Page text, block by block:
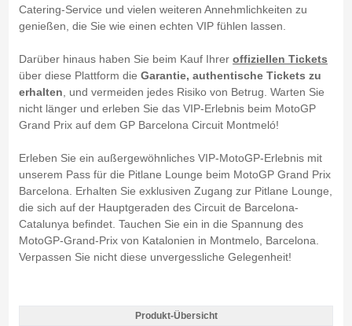
Catering-Service und vielen weiteren Annehmlichkeiten zu
genießen, die Sie wie einen echten VIP fühlen lassen.
Darüber hinaus haben Sie beim Kauf Ihrer offiziellen Tickets
über diese Plattform die Garantie, authentische Tickets zu
erhalten , und vermeiden jedes Risiko von Betrug. Warten Sie
nicht länger und erleben Sie das VIP-Erlebnis beim MotoGP
Grand Prix auf dem GP Barcelona Circuit Montmeló!
Erleben Sie ein außergewöhnliches VIP-MotoGP-Erlebnis mit
unserem Pass für die Pitlane Lounge beim MotoGP Grand Prix
Barcelona. Erhalten Sie exklusiven Zugang zur Pitlane Lounge,
die sich auf der Hauptgeraden des Circuit de Barcelona-
Catalunya befindet. Tauchen Sie ein in die Spannung des
MotoGP-Grand-Prix von Katalonien in Montmelo, Barcelona.
Verpassen Sie nicht diese unvergessliche Gelegenheit!
Produkt-Übersicht